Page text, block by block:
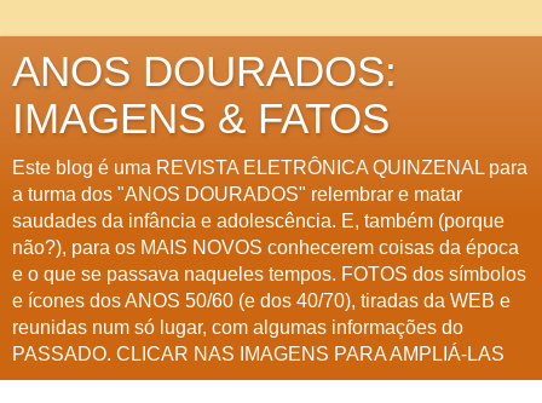
ANOS DOURADOS:
IMAGENS & FATOS
Este blog é uma REVISTA ELETRÔNICA QUINZENAL para
a turma dos "ANOS DOURADOS" relembrar e matar
saudades da infância e adolescência. E, também (porque
não?), para os MAIS NOVOS conhecerem coisas da época
e o que se passava naqueles tempos. FOTOS dos símbolos
e ícones dos ANOS 50/60 (e dos 40/70), tiradas da WEB e
reunidas num só lugar, com algumas informações do
PASSADO. CLICAR NAS IMAGENS PARA AMPLIÁ-LAS